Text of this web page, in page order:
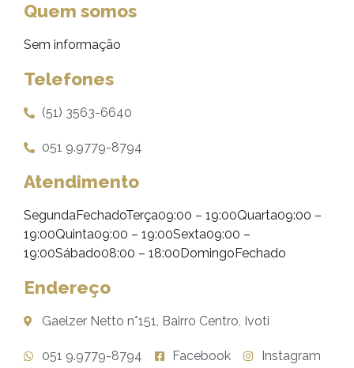
Quem somos
Sem informação
Telefones
(51) 3563-6640
051 9.9779-8794
Atendimento
SegundaFechadoTerça09:00 – 19:00Quarta09:00 –
19:00Quinta09:00 – 19:00Sexta09:00 –
19:00Sábado08:00 – 18:00DomingoFechado
Endereço
Gaelzer Netto n*151, Bairro Centro, Ivoti
051 9.9779-8794 Facebook
Instagram